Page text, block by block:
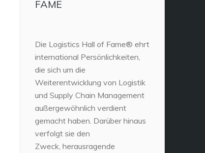
FAME
Die Logistics Hall of Fame® ehrt
international Persönlichkeiten,
die sich um die
Weiterentwicklung von Logistik
und Supply Chain Management
außergewöhnlich verdient
gemacht haben. Darüber hinaus
verfolgt sie den
Zweck, herausragende